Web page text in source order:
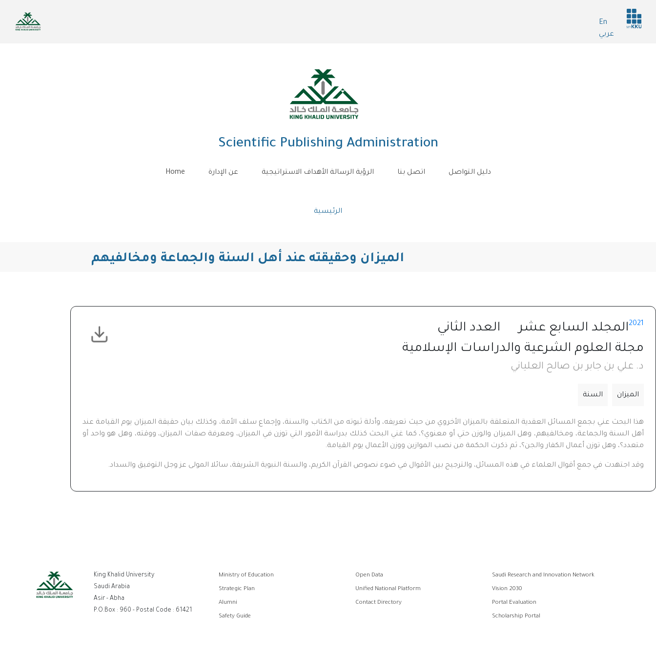
main
En
عربي
Header
services
Scientific Publishing Administration
Home عن الإدارة الرؤية الرسالة الأهداف الاستراتيجية اتصل بنا دليل التواصل
Breadcrumb
الرئيسية
الميزان وحقيقته عند أهل السنة والجماعة ومخالفيهم
2021المجلد السابع عشر
العدد الثاني
مجلة العلوم الشرعية والدراسات الإسلامية
د. علي بن جابر بن صالح العلياني
الميزان السنة
هذا البحث عني بجمع المسائل العقدية المتعلقة بالميزان الأخروي من حيث تعريفه، وأدلة ثبوته من الكتاب والسنة، وإجماع سلف الأمة، وكذلك بيان حقيقة الميزان يوم القيامة عند
أهل السنة والجماعة، ومخالفيهم، وهل الميزان والوزن حتي أو معنوي؟، كما غني البحث كذلك بدراسة الأمور التي توزن في الميزان، ومعرفة صفات الميزان، ووقته، وهل هو واحد أو
متعدد؟، وهل توزن أعمال الكفار والجن؟، ثم ذكرت الحكمة من نصب الموازين ووزن الأعمال يوم القيامة.
وقد اجتهدت في جمع أقوال العلماء في هذه المسائل، والترجيح بين الأقوال في ضوء نصوص القرآن الكريم، والسنة النبوية الشريفة، سائلا المولى عز وجل التوفيق والسداد.
King Khalid University
Saudi Arabia
Asir - Abha
P.O.Box : 960 - Postal Code : 61421
روابط
الفوتر
Ministry of Education Open Data Saudi Research and Innovation Network
Strategic Plan Unified National Platform Vision 2030
Alumni Contact Directory Portal Evaluation
Safety Guide Scholarship Portal